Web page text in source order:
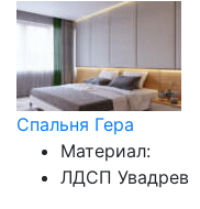
Спальня Гера
Материал:
ЛДСП Увадрев